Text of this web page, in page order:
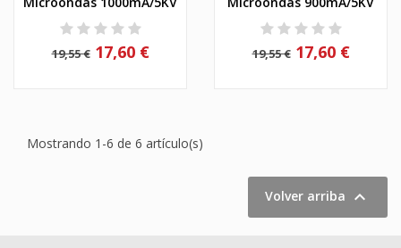
19,55 € 17,60 € 19,55 € 17,60 €
Mostrando 1-6 de 6 artículo(s)
Volver arriba 